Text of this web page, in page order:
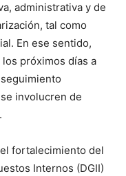
administrativa y de
tal como
En ese sentido,
próximos días a
involucren de
fortalecimiento del
Internos (DGII)